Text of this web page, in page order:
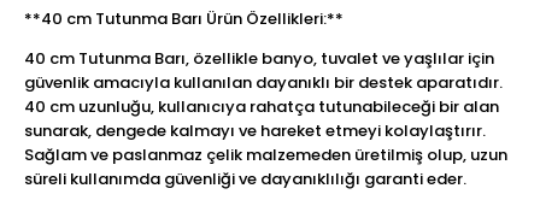
**40 cm Tutunma Barı Ürün Özellikleri:**
40 cm Tutunma Barı, özellikle banyo, tuvalet ve yaşlılar için
güvenlik amacıyla kullanılan dayanıklı bir destek aparatıdır.
40 cm uzunluğu, kullanıcıya rahatça tutunabileceği bir alan
sunarak, dengede kalmayı ve hareket etmeyi kolaylaştırır.
Sağlam ve paslanmaz çelik malzemeden üretilmiş olup, uzun
süreli kullanımda güvenliği ve dayanıklılığı garanti eder.